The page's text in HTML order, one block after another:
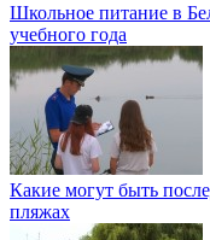
Школьное питание в
учебного года
Какие могут быть
пляжах